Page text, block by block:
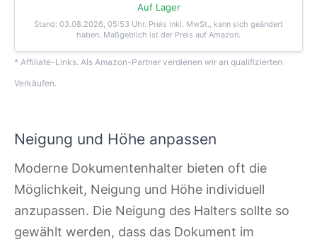
Auf Lager
Stand: 03.08.2026, 05:53 Uhr. Preis inkl. MwSt., kann sich geändert
haben. Maßgeblich ist der Preis auf Amazon.
* Affiliate-Links. Als Amazon-Partner verdienen wir an qualifizierten
Verkäufen.
Neigung und Höhe anpassen
Moderne Dokumentenhalter bieten oft die
Möglichkeit, Neigung und Höhe individuell
anzupassen. Die Neigung des Halters sollte so
gewählt werden, dass das Dokument im